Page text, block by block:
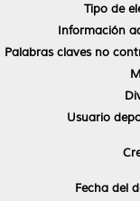
Tipo de
Información
Palabras claves no
Usuario
Fecha del